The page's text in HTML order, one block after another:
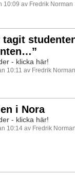
10:09 av Fredrik Norman
tagit
- klicka här!
10:11 av Fredrik Norman
i Nora
- klicka här!
10:14 av Fredrik